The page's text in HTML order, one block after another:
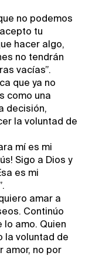
no podemos
tu
hacer algo,
no tendrán
vacías”.
que ya no
como una
decisión,
la voluntad de
mí es mi
Sigo a Dios y
es mi
amar a
Continúo
lo amo. Quien
la voluntad de
amor, no por